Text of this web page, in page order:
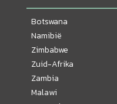
Botswana
Namibië
Zimbabwe
Zuid-Afrika
Zambia
Malawi